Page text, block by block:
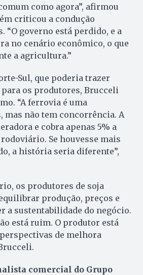
como agora”, afirmou
criticou a condução
“O governo está perdido, e a
no cenário econômico, o que
a agricultura.”
Sul, que poderia trazer
os produtores, Brucceli
“A ferrovia é uma
mas não tem concorrência. A
e cobra apenas 5% a
Se houvesse mais
a história seria diferente”,
os produtores de soja
produção, preços e
a sustentabilidade do negócio.
está ruim. O produtor está
de melhora
comercial do Grupo